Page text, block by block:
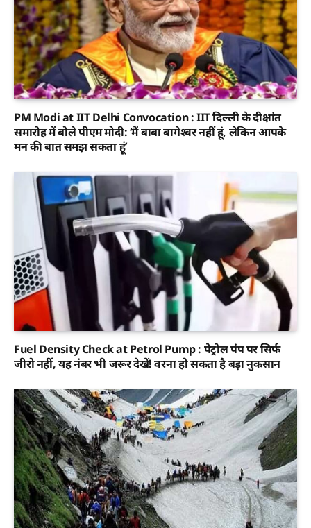
PM Modi at IIT Delhi Convocation : IIT दिल्ली के दीक्षांत
समारोह में बोले पीएम मोदी: ‘मैं बाबा बागेश्वर नहीं हूं, लेकिन आपके
मन की बात समझ सकता हूं’
Fuel Density Check at Petrol Pump : पेट्रोल पंप पर सिर्फ
जीरो नहीं, यह नंबर भी जरूर देखें! वरना हो सकता है बड़ा नुकसान